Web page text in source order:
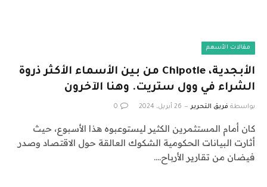
مقالات الأسهم
الأبجدية، Chipotle من بين الأسماء الأكثر ذروة
الشراء في وول ستريت. وهنا الآخرون
بواسطة فريق التحرير 26 أبريل، 2024 0
كان أمام المستثمرين الكثير ليستوعبوه هذا الأسبوع، حيث
أثارت البيانات الحكومية الشكوك العالقة حول الاقتصاد وصدر
فيضان من تقارير الأرباح.…